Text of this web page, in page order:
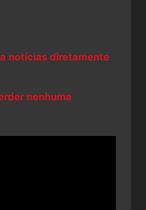
notícias diretamente
nenhuma